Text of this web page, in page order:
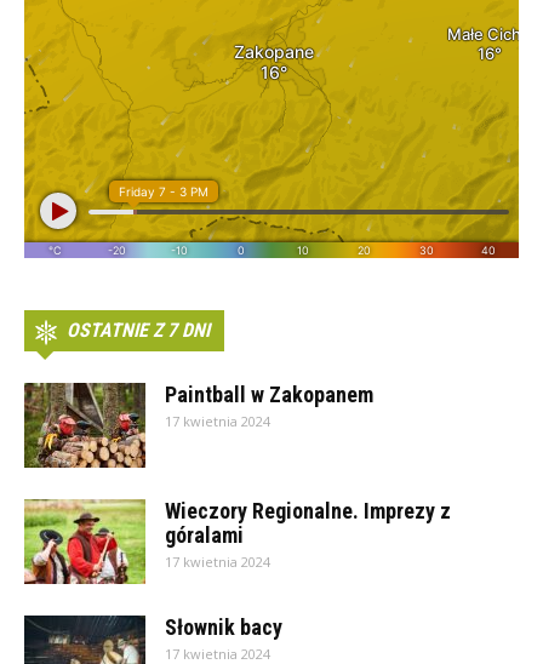
OSTATNIE Z 7 DNI
Paintball w Zakopanem
17 kwietnia 2024
Wieczory Regionalne. Imprezy z
góralami
17 kwietnia 2024
Słownik bacy
17 kwietnia 2024